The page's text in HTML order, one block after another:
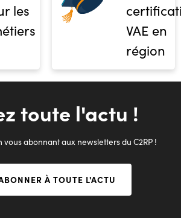
les
VAE en
région
toute l'actu !
vous abonnant aux newsletters du C2RP !
À TOUTE L'ACTU